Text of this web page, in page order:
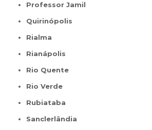
Professor Jamil
Quirinópolis
Rialma
Rianápolis
Rio Quente
Rio Verde
Rubiataba
Sanclerlândia